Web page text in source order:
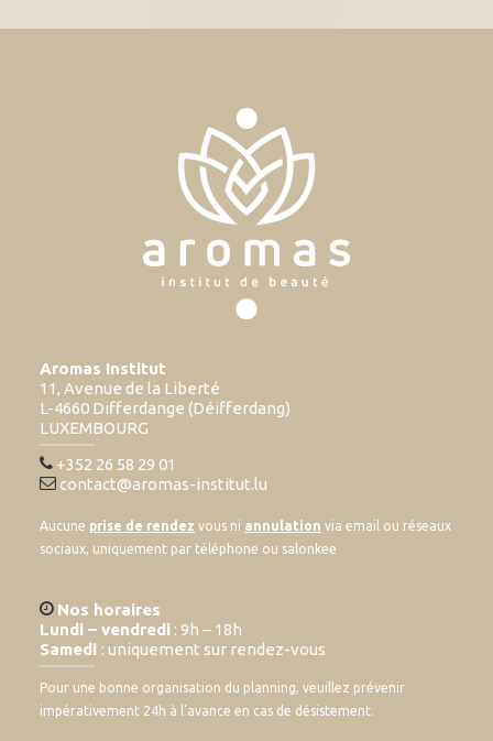
Aromas Institut
11, Avenue de la Liberté
L-4660 Differdange (Déifferdang)
LUXEMBOURG
+352 26 58 29 01
contact@aromas-institut.lu
Aucune prise de rendez vous ni annulation via email ou réseaux
sociaux, uniquement par téléphone ou salonkee
Nos horaires
Lundi – vendredi : 9h – 18h
Samedi : uniquement sur rendez-vous
Pour une bonne organisation du planning, veuillez prévenir
impérativement 24h à l’avance en cas de désistement.